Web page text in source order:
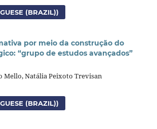
(BRAZIL))
por meio da construção do
“grupo de estudos avançados”
Mello, Natália Peixoto Trevisan
(BRAZIL))